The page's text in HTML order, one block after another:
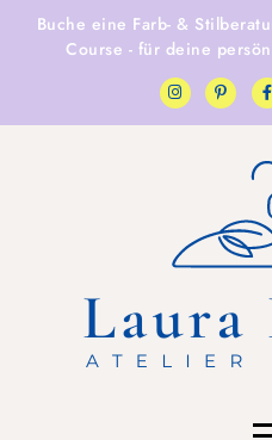
Buche eine Farb- &
Course - für deine